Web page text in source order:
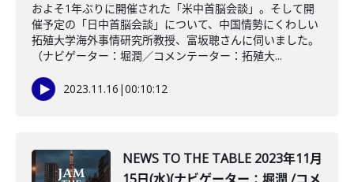
およそ1年ぶりに開催された「米中首脳会談」。そして開
催予定の「日中首脳会談」について、中国情勢にくわしい
拓殖大学海外事情研究所教授、富坂聰さんに伺いました。
（ナビゲーター：堀潤／コメンテーター：拓殖大...
2023.11.16 |00:10:12
NEWS TO THE TABLE 2023年11月